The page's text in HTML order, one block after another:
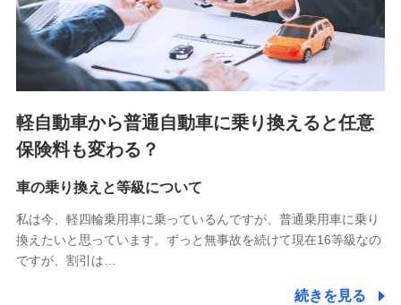
SBIペット少額短期保険株式会社 (https://www.sbipet-
ssi.co.jp/)
SBIリスタ少額短期保険会社
(https://www.jishin.co.jp/)
スマートプラス少額短期保険株式会社
チューリッヒ少額短期保険株式会社
(https://www.zurichssi.co.jp/)
(https://www.tokiomarine-x.co.jp/)
(https://pshoken.co.jp/)
リトルファミリー少額短期保険株式会社
(https://www.littlefamily-ssi.com/)
軽自動車から普通自動車に乗り換えると任意
保険料も変わる？
車の乗り換えと等級について
私は今、軽四輪乗用車に乗っているんですが、普通乗用車に乗り
換えたいと思っています。ずっと無事故を続けて現在16等級なの
ですが、割引は…
続きを見る